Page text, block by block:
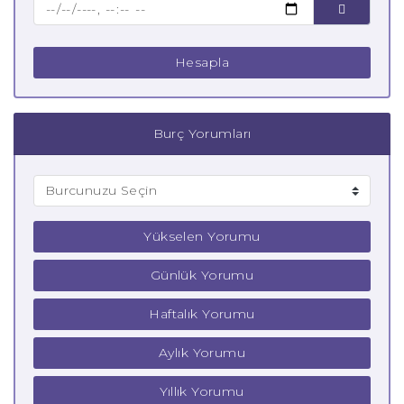
Hesapla
Burç Yorumları
Yükselen Yorumu
Günlük Yorumu
Haftalık Yorumu
Aylık Yorumu
Yıllık Yorumu